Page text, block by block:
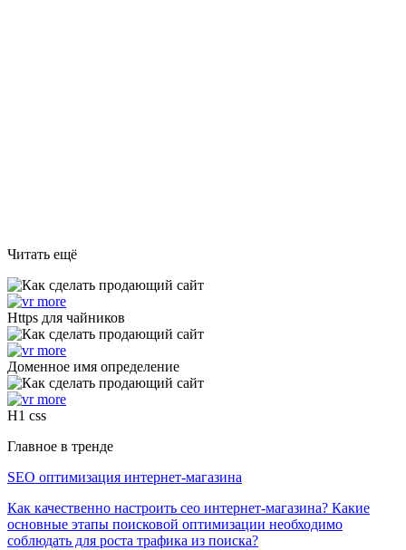
Читать ещё
Https для чайников
Доменное имя определение
H1 css
Главное в тренде
SEO оптимизация интернет-магазина
Как качественно настроить сео интернет-магазина? Какие
основные этапы поисковой оптимизации необходимо
соблюдать для роста трафика из поиска?